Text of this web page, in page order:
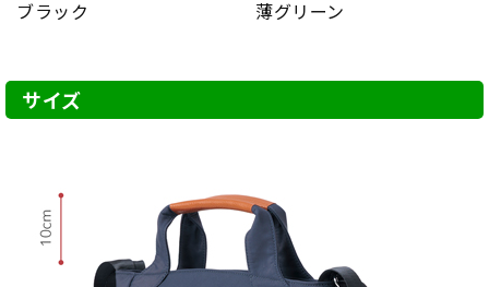
ブラック 薄グリーン
サイズ